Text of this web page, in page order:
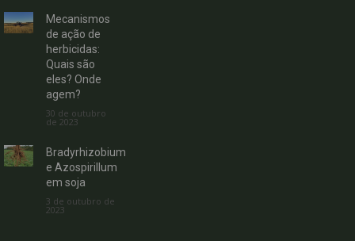
Mecanismos
de ação de
herbicidas:
Quais são
eles? Onde
agem?
30 de outubro
de 2023
Bradyrhizobium
e Azospirillum
em soja
3 de outubro de
2023